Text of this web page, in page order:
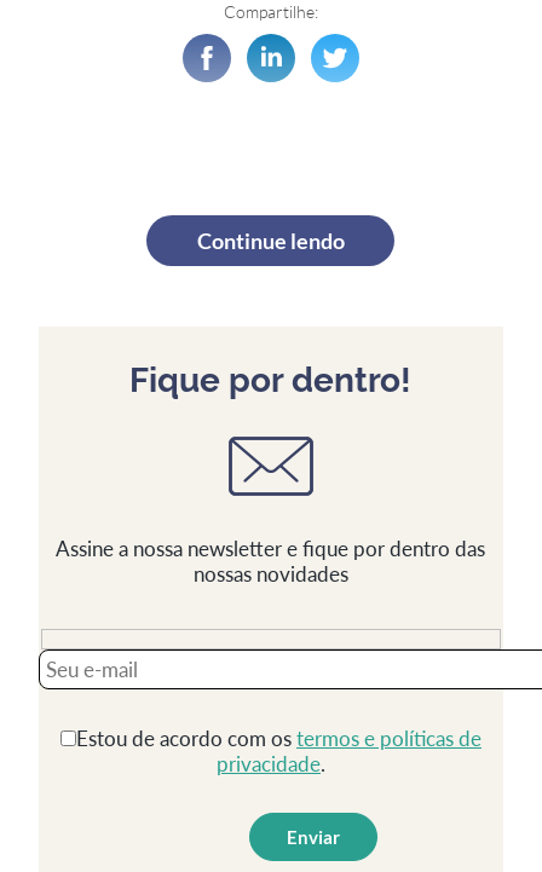
Compartilhe:
Continue lendo
Fique por dentro!
Assine a nossa newsletter e fique por dentro das
nossas novidades
Estou de acordo com ostermos e políticas de
privacidade.